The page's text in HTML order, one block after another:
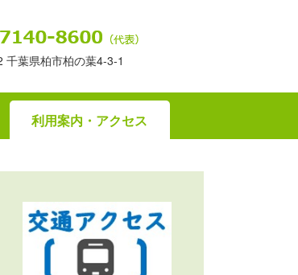
千葉県柏市柏の葉4-3-1
利用案内・アクセス